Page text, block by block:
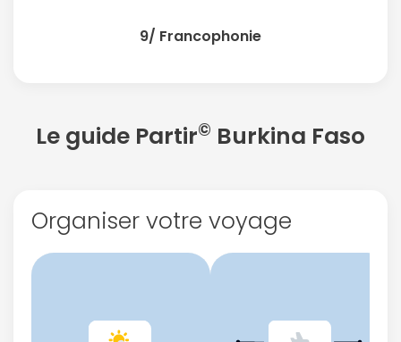
9/ Francophonie
Le guide Partir© Burkina Faso
Organiser votre voyage